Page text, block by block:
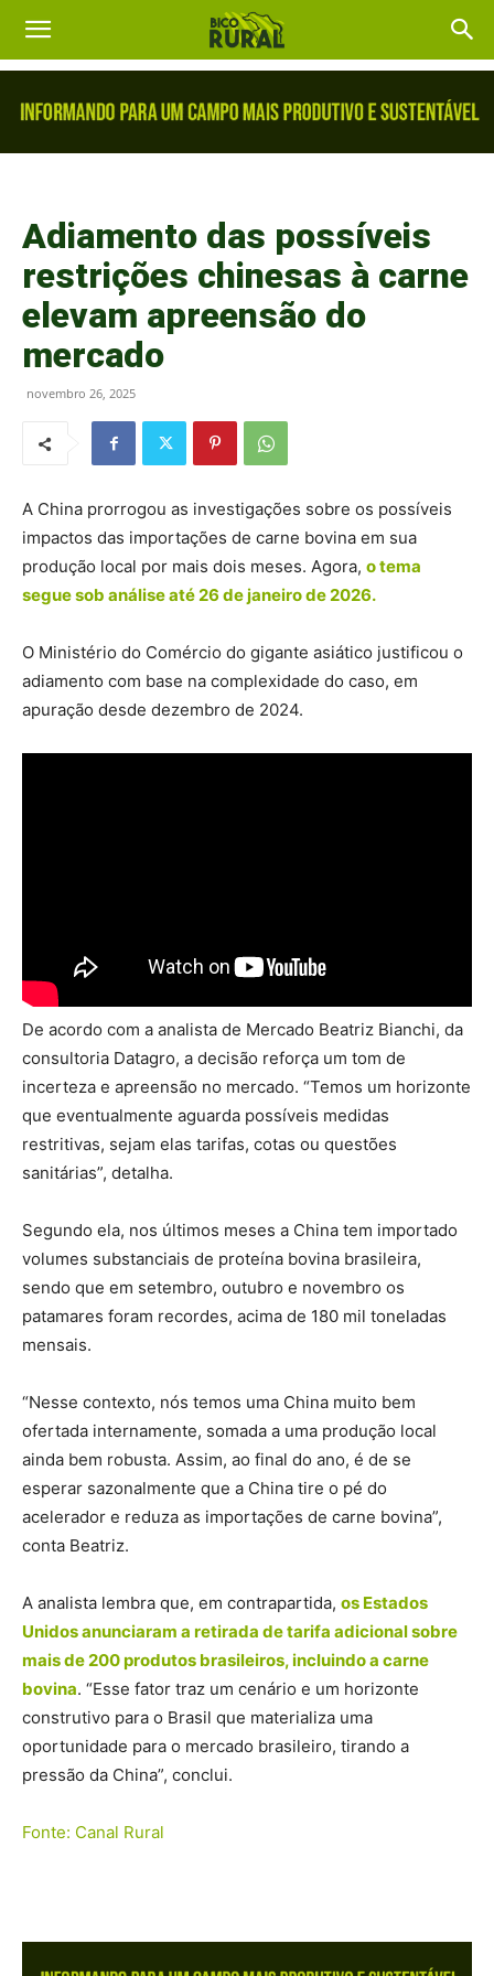
Adiamento das possíveis
restrições chinesas à carne
elevam apreensão do
mercado
novembro 26, 2025
A China prorrogou as investigações sobre os possíveis
impactos das importações de carne bovina em sua
produção local por mais dois meses. Agora, o tema
segue sob análise até 26 de janeiro de 2026.
O Ministério do Comércio do gigante asiático justificou o
adiamento com base na complexidade do caso, em
apuração desde dezembro de 2024.
De acordo com a analista de Mercado Beatriz Bianchi, da
consultoria Datagro, a decisão reforça um tom de
incerteza e apreensão no mercado. “Temos um horizonte
que eventualmente aguarda possíveis medidas
restritivas, sejam elas tarifas, cotas ou questões
sanitárias”, detalha.
Segundo ela, nos últimos meses a China tem importado
volumes substanciais de proteína bovina brasileira,
sendo que em setembro, outubro e novembro os
patamares foram recordes, acima de 180 mil toneladas
mensais.
“Nesse contexto, nós temos uma China muito bem
ofertada internamente, somada a uma produção local
ainda bem robusta. Assim, ao final do ano, é de se
esperar sazonalmente que a China tire o pé do
acelerador e reduza as importações de carne bovina”,
conta Beatriz.
A analista lembra que, em contrapartida, os Estados
Unidos anunciaram a retirada de tarifa adicional sobre
mais de 200 produtos brasileiros, incluindo a carne
bovina. “Esse fator traz um cenário e um horizonte
construtivo para o Brasil que materializa uma
oportunidade para o mercado brasileiro, tirando a
pressão da China”, conclui.
Fonte: Canal Rural